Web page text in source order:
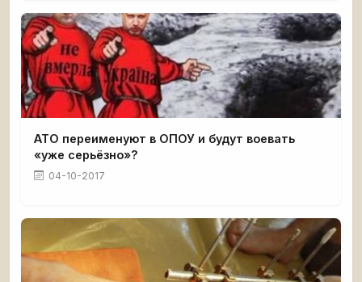
АТО переименуют в ОПОУ и будут воевать
«уже серьёзно»?
04-10-2017